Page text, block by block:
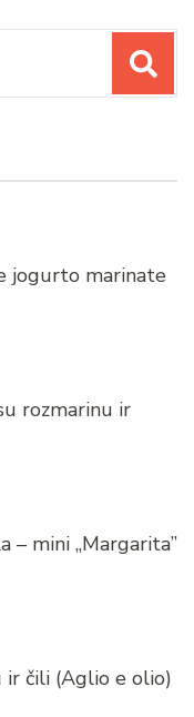
jogurto marinate
rozmarinu ir
– mini „Margarita”
ir čili (Aglio e olio)